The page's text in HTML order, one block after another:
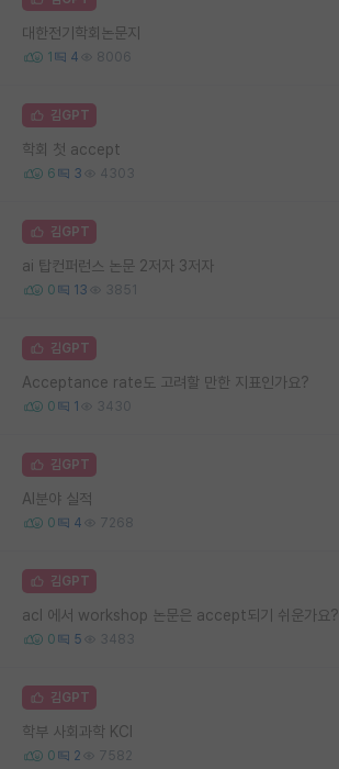
대한전기학회논문지
1 4 8006
김GPT
학회 첫 accept
6 3 4303
김GPT
ai 탑컨퍼런스 논문 2저자 3저자
0 13 3851
김GPT
Acceptance rate도 고려할 만한 지표인가요?
0 1 3430
김GPT
AI분야 실적
0 4 7268
김GPT
acl 에서 workshop 논문은 accept되기 쉬운가요?
0 5 3483
김GPT
학부 사회과학 KCI
0 2 7582